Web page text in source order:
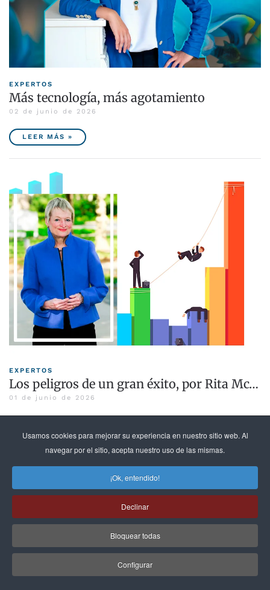
Usamos cookies para mejorar su experiencia en nuestro sitio web. Al
navegar por el sitio, acepta nuestro uso de las mismas.
¡Ok, entendido!
Declinar
Bloquear todas
Configurar
EXPERTOS
Más tecnología, más agotamiento
02 de junio de 2026
LEER MÁS »
EXPERTOS
Los peligros de un gran éxito, por Rita Mc…
01 de junio de 2026